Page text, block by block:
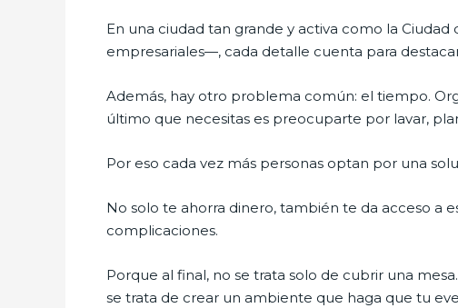
En una ciudad tan grande y activa como la
empresariales—, cada detalle cuenta para
Además, hay otro problema común: el tiempo.
último que necesitas es preocuparte por lavar,
Por eso cada vez más personas optan por una
No solo te ahorra dinero, también te da acceso a
complicaciones.
Porque al final, no se trata solo de cubrir una
se trata de crear un ambiente que haga que tu